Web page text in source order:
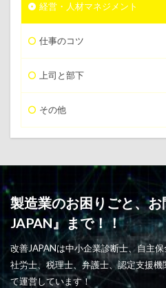
経営・人材マネジメント
仕事のコツ
上司と部下
その他
製造業のお困りごと、
JAPAN』まで！！
改善JAPANは中小企業診断士、自主
社労士、税理士、弁護士、認定支援
て運営しています！